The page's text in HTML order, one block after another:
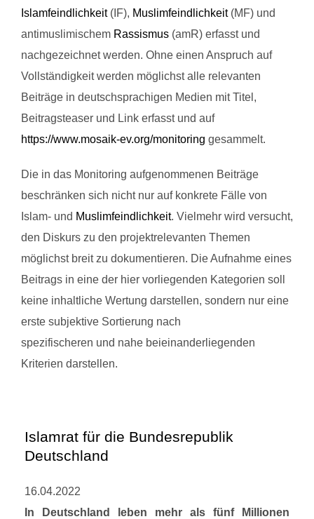
Islamfeindlichkeit(IF), Muslimfeindlichkeit(MF) und
antimuslimischem Rassismus (amR) erfasst und
nachgezeichnet werden. Ohne einen Anspruch auf
Vollständigkeit werden möglichst alle relevanten
Beiträge in deutschsprachigen Medien mit Titel,
Beitragsteaser und Link erfasst und auf
https://www.mosaik-ev.org/monitoring gesammelt.
Die in das Monitoring aufgenommenen Beiträge
beschränken sich nicht nur auf konkrete Fälle von
Islam- und Muslimfeindlichkeit. Vielmehr wird versucht,
den Diskurs zu den projektrelevanten Themen
möglichst breit zu dokumentieren. Die Aufnahme eines
Beitrags in eine der hier vorliegenden Kategorien soll
keine inhaltliche Wertung darstellen, sondern nur eine
erste subjektive Sortierung nach
spezifischeren und nahe beieinanderliegenden
Kriterien darstellen.
Islamrat für die Bundesrepublik
Deutschland
16.04.2022
In Deutschland leben mehr als fünf Millionen